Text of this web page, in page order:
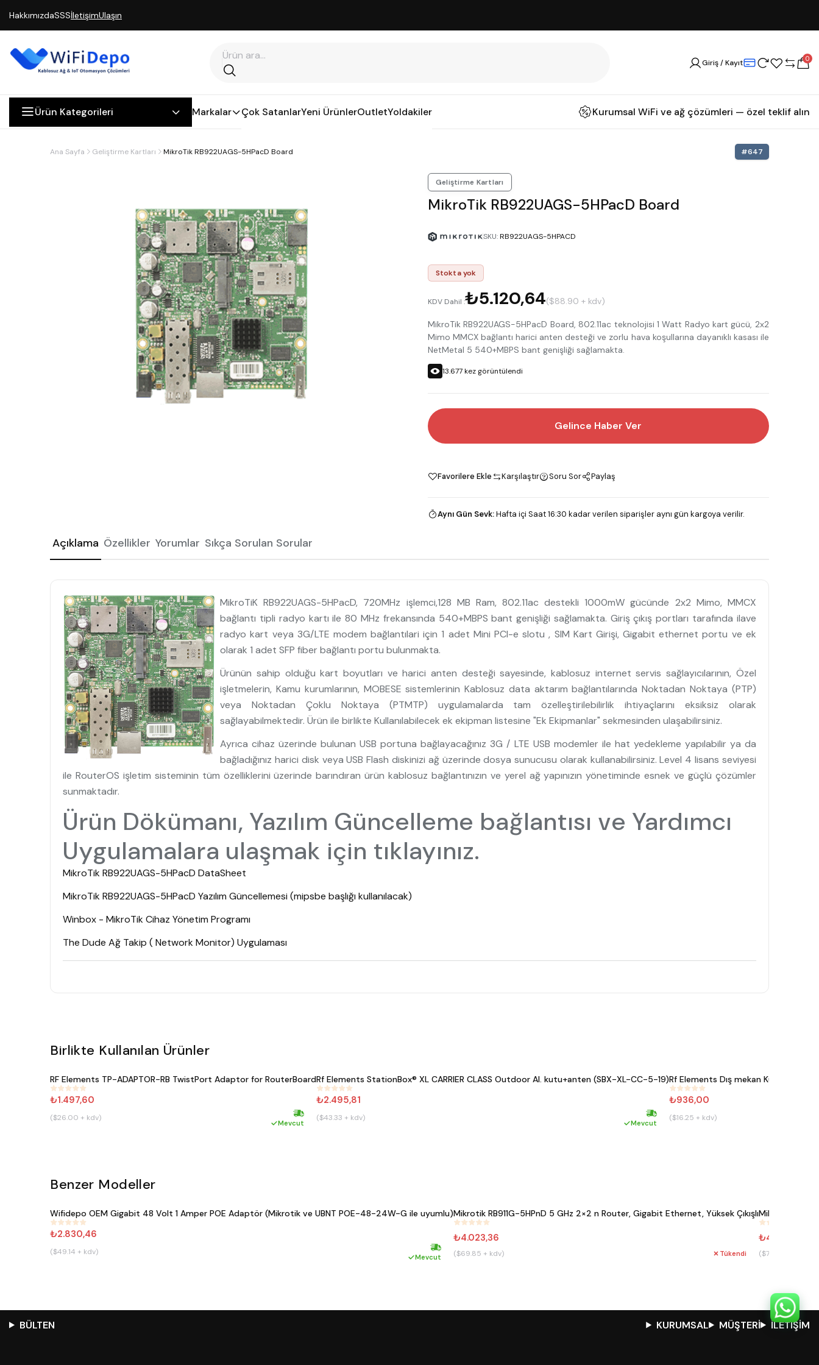
HakkımızdaSSSİletişimUlaşın
Giriş / Kayıt 0
Ürün Kategorileri Markalar Çok SatanlarYeni ÜrünlerOutletYoldakiler Kurumsal WiFi ve ağ çözümleri — özel teklif alın
Ana Sayfa Geliştirme Kartları MikroTik RB922UAGS-5HPacD Board #647
Geliştirme Kartları
MikroTik RB922UAGS-5HPacD Board
SKU:RB922UAGS-5HPACD
Stokta yok
KDV Dahil :₺5.120,64($88.90 + kdv)
MikroTik RB922UAGS-5HPacD Board, 802.11ac teknolojisi 1 Watt Radyo kart gücü, 2x2
Mimo MMCX bağlantı harici anten desteği ve zorlu hava koşullarına dayanıklı kasası ile
NetMetal 5 540+MBPS bant genişliği sağlamakta.
13.677kez görüntülendi
Gelince Haber Ver
Favorilere Ekle Karşılaştır Soru Sor Paylaş
Aynı Gün Sevk:Hafta içi Saat 16:30 kadar verilen siparişler aynı gün kargoya verilir.
Açıklama Özellikler Yorumlar Sıkça Sorulan Sorular
MikroTiK RB922UAGS-5HPacD, 720MHz işlemci,128 MB Ram, 802.11ac destekli 1000mW gücünde 2x2 Mimo, MMCX
bağlantı tipli radyo kartı ile 80 MHz frekansında 540+MBPS bant genişliği sağlamakta. Giriş çıkış portları tarafında ilave
radyo kart veya 3G/LTE modem bağlantılari için 1 adet Mini PCI-e slotu , SIM Kart Girişi, Gigabit ethernet portu ve ek
olarak 1 adet SFP fiber bağlantı portu bulunmakta.
Ürünün sahip olduğu kart boyutları ve harici anten desteği sayesinde, kablosuz internet servis sağlayıcılarının, Özel
işletmelerin, Kamu kurumlarının, MOBESE sistemlerinin Kablosuz data aktarım bağlantılarında Noktadan Noktaya (PTP)
veya Noktadan Çoklu Noktaya (PTMTP) uygulamalarda tam özelleştirilebilirlik ihtiyaçlarını eksiksiz olarak
sağlayabilmektedir. Ürün ile birlikte Kullanılabilecek ek ekipman listesine "Ek Ekipmanlar" sekmesinden ulaşabilirsiniz.
Ayrıca cihaz üzerinde bulunan USB portuna bağlayacağınız 3G / LTE USB modemler ile hat yedekleme yapılabilir ya da
bağladığınız harici disk veya USB Flash diskinizi ağ üzerinde dosya sunucusu olarak kullanabilirsiniz. Level 4 lisans seviyesi
ile RouterOS işletim sisteminin tüm özelliklerini üzerinde barındıran ürün kablosuz bağlantınızın ve yerel ağ yapınızın yönetiminde esnek ve güçlü çözümler
sunmaktadır.
Ürün Dökümanı, Yazılım Güncelleme bağlantısı ve Yardımcı
Uygulamalara ulaşmak için tıklayınız.
MikroTik RB922UAGS-5HPacD DataSheet
MikroTik RB922UAGS-5HPacD Yazılım Güncellemesi (mipsbe başlığı kullanılacak)
Winbox - MikroTik Cihaz Yönetim Programı
The Dude Ağ Takip ( Network Monitor) Uygulaması
Birlikte Kullanılan Ürünler
#602
RF Elements TP-ADAPTOR-RB TwistPort Adaptor for RouterBoard
₺1.497,60
($26.00 + kdv) Hızlı kargo
Mevcut
#211
Rf Elements StationBox® XL CARRIER CLASS Outdoor Al. kutu+anten (SBX-XL-CC-5-19)
₺2.495,81
($43.33 + kdv) Hızlı kargo
Mevcut
#207 Rf Elements Dış mekan Kutu
₺936,00
($16.25 + kdv)
Benzer Modeller
#275
Wifidepo OEM Gigabit 48 Volt 1 Amper POE Adaptör (Mikrotik ve UBNT POE-48-24W-G ile uyumlu)
₺2.830,46
($49.14 + kdv) Hızlı kargo
Mevcut
#717
Mikrotik RB911G-5HPnD 5 GHz 2×2 n Router, Gigabit Ethernet, Yüksek Çıkışlı
₺4.023,36
($69.85 + kdv) Tükendi
#716
Mikrotik
₺4.315,97
($74.93 + kdv)
BÜLTEN KURUMSAL MÜŞTERİ İLETİŞİM